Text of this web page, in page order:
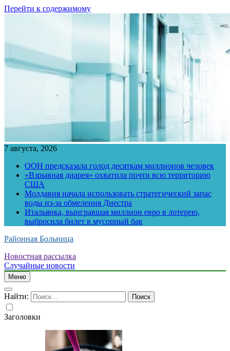
Перейти к содержимому
7 августа, 2026
ООН предсказала голод десяткам миллионов человек
«Взрывная диарея» охватила почти всю территорию
США
Молдавия начала использовать стратегический запас
воды из-за обмеления Днестра
Итальянка, выигравшая миллион евро в лотерею,
выбросила билет в мусорный бак
Районная Больница
Новостная рассылка
Случайные новости
Меню
Найти:
Заголовки